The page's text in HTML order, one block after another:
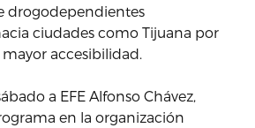
drogodependientes
ciudades como Tijuana por
accesibilidad.
a EFE Alfonso Chávez,
en la organización